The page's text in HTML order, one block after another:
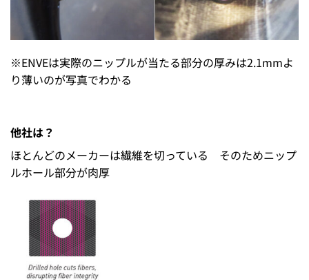
※ENVEは実際のニップルが当たる部分の厚みは2.1mmよ
り薄いのが写真でわかる
他社は？
ほとんどのメーカーは繊維を切っている そのためニップ
ルホール部分が肉厚